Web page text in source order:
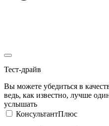
Тест-драйв
Вы можете убедиться в
ведь, как известно, лучше
услышать
КонсультантПлюс